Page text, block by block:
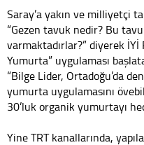
Saray’a yakın ve milliyetçi
“Gezen tavuk nedir? Bu
varmaktadırlar?” diyerek İYİ
Yumurta” uygulaması
“Bilge Lider, Ortadoğu’da
yumurta uygulamasını
30’luk organik yumurtayı
Yine TRT kanallarında,